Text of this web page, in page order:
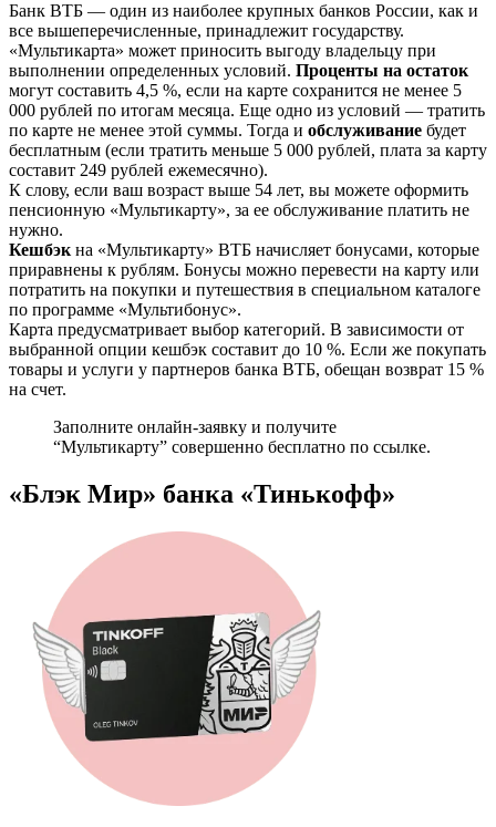
Банк ВТБ — один из наиболее крупных банков России, как и
все вышеперечисленные, принадлежит государству.
«Мультикарта» может приносить выгоду владельцу при
выполнении определенных условий. Проценты на остаток
могут составить 4,5 %, если на карте сохранится не менее 5
000 рублей по итогам месяца. Еще одно из условий — тратить
по карте не менее этой суммы. Тогда и обслуживание будет
бесплатным (если тратить меньше 5 000 рублей, плата за карту
составит 249 рублей ежемесячно).
К слову, если ваш возраст выше 54 лет, вы можете оформить
пенсионную «Мультикарту», за ее обслуживание платить не
нужно.
Кешбэк на «Мультикарту» ВТБ начисляет бонусами, которые
приравнены к рублям. Бонусы можно перевести на карту или
потратить на покупки и путешествия в специальном каталоге
по программе «Мультибонус».
Карта предусматривает выбор категорий. В зависимости от
выбранной опции кешбэк составит до 10 %. Если же покупать
товары и услуги у партнеров банка ВТБ, обещан возврат 15 %
на счет.
Заполните онлайн-заявку и получите
“Мультикарту” совершенно бесплатно по ссылке.
«Блэк Мир» банка «Тинькофф»